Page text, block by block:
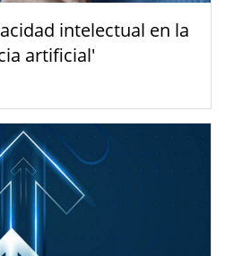
intelectual en la
artificial'